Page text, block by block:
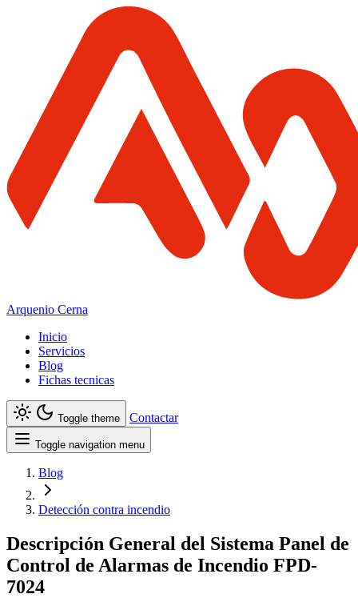
Arquenio Cerna
Inicio
Servicios
Blog
Fichas tecnicas
Toggle theme Contactar
Toggle navigation menu
Blog
Detección contra incendio
Descripción General del Sistema Panel de
Control de Alarmas de Incendio FPD-
7024